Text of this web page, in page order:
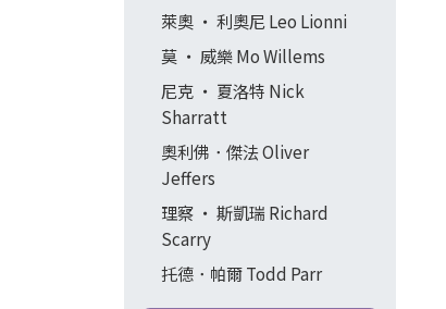
萊奧 ‧ 利奧尼 Leo Lionni
莫 ‧ 威樂 Mo Willems
尼克 ‧ 夏洛特 Nick
Sharratt
奧利佛．傑法 Oliver
Jeffers
理察 ‧ 斯凱瑞 Richard
Scarry
托德．帕爾 Todd Parr